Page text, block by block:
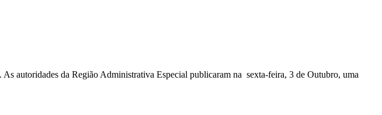
autoridades da Região Administrativa Especial publicaram na sexta-feira, 3 de Outubro, uma